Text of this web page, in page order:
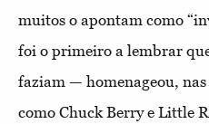
muitos o apontam como
foi o primeiro a lembrar
faziam — homenageou, nas
como Chuck Berry e Little